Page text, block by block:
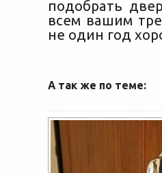
подобрать
всем вашим
не один год
А так же по теме: